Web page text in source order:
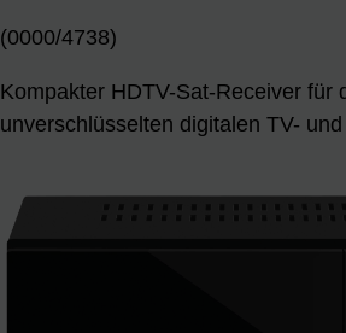
(0000/4738)
Kompakter HDTV-Sat-Receiver für
unverschlüsselten digitalen TV-